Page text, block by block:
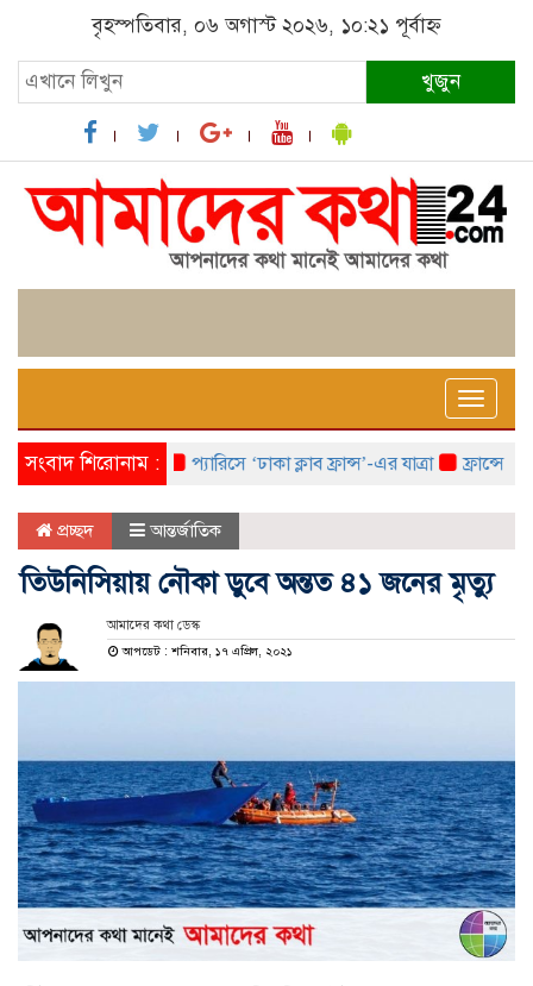
বৃহস্পতিবার, ০৬ অগাস্ট ২০২৬, ১০:২১ পূর্বাহ্ন
খুজুন
Toggle
সংবাদ শিরোনাম :প্যারিসে ‘ঢাকা ক্লাব ফ্রান্স’-এর যাত্রা ফ্রান্সে
প্রচ্ছদ আন্তর্জাতিক
তিউনিসিয়ায় নৌকা ডুবে অন্তত ৪১ জনের মৃত্যু
আমাদের কথা ডেস্ক
আপডেট : শনিবার, ১৭ এপ্রিল, ২০২১